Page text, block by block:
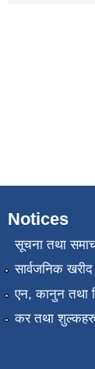
Notices
सूचना तथा
सार्वजनिक
एन, कानुन तथा
कर तथा